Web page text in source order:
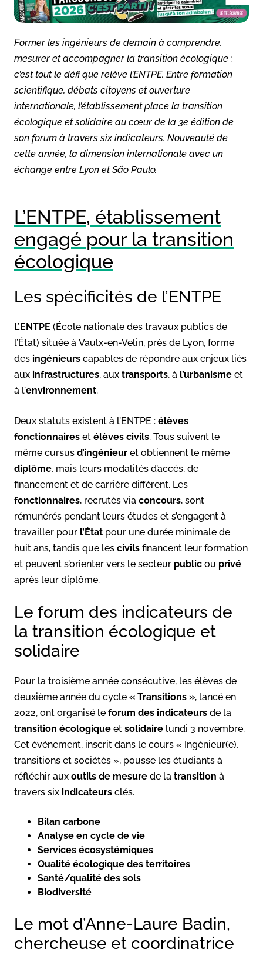
Former les ingénieurs de demain à comprendre,
mesurer et accompagner la transition écologique :
c’est tout le défi que relève l’ENTPE. Entre formation
scientifique, débats citoyens et ouverture
internationale, l’établissement place la transition
écologique et solidaire au cœur de la 3e édition de
son forum à travers six indicateurs. Nouveauté de
cette année, la dimension internationale avec un
échange entre Lyon et São Paulo.
L’ENTPE, établissement
engagé pour la transition
écologique
Les spécificités de l’ENTPE
L’ENTPE (École nationale des travaux publics de
l’État) située à Vaulx-en-Velin, près de Lyon, forme
des ingénieurs capables de répondre aux enjeux liés
aux infrastructures, aux transports, à l’urbanisme et
à l’environnement.
Deux statuts existent à l’ENTPE : élèves
fonctionnaires et élèves civils. Tous suivent le
même cursus d’ingénieur et obtiennent le même
diplôme, mais leurs modalités d’accès, de
financement et de carrière diffèrent. Les
fonctionnaires, recrutés via concours, sont
rémunérés pendant leurs études et s’engagent à
travailler pour l’État pour une durée minimale de
huit ans, tandis que les civils financent leur formation
et peuvent s’orienter vers le secteur public ou privé
après leur diplôme.
Le forum des indicateurs de
la transition écologique et
solidaire
Pour la troisième année consécutive, les élèves de
deuxième année du cycle « Transitions », lancé en
2022, ont organisé le forum des indicateurs de la
transition écologique et solidaire lundi 3 novembre.
Cet événement, inscrit dans le cours « Ingénieur(e),
transitions et sociétés », pousse les étudiants à
réfléchir aux outils de mesure de la transition à
travers six indicateurs clés.
Bilan carbone
Analyse en cycle de vie
Services écosystémiques
Qualité écologique des territoires
Santé/qualité des sols
Biodiversité
Le mot d’Anne-Laure Badin,
chercheuse et coordinatrice